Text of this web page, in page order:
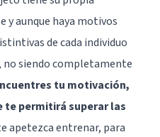
y aunque haya motivos
de cada individuo
siendo completamente
tu motivación,
te permitirá superar las
apetezca entrenar, para